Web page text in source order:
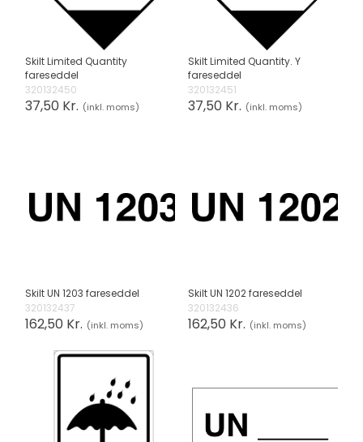
Skilt Limited Quantity
fareseddel
320132450
37,50 Kr. (inkl. moms)
Skilt Limited Quantity. Y
fareseddel
320132451
37,50 Kr. (inkl. moms)
Skilt UN 1203 fareseddel
320132437
162,50 Kr. (inkl. moms)
Skilt UN 1202 fareseddel
320132436
162,50 Kr. (inkl. moms)